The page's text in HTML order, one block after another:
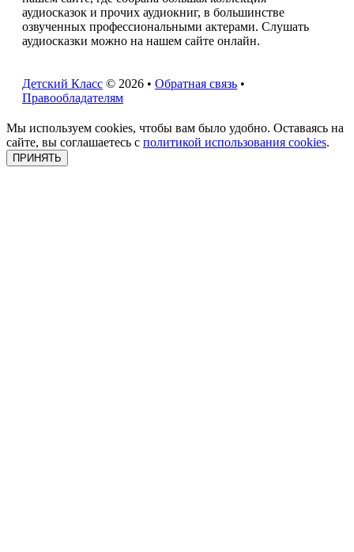
аудиосказок и прочих аудиокниг, в большинстве
озвученных профессиональными актерами. Слушать
аудиосказки можно на нашем сайте онлайн.
Детский Класс © 2026 • Обратная связь •
Правообладателям
Мы используем cookies, чтобы вам было удобно. Оставаясь на
сайте, вы соглашаетесь с политикой использования cookies.
ПРИНЯТЬ